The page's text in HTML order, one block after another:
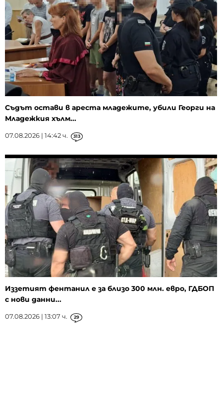
Съдът остави в ареста младежите, убили Георги на
Младежкия хълм...
07.08.2026 | 14:42 ч. 313
Иззетият фентанил е за близо 300 млн. евро, ГДБОП
с нови данни...
07.08.2026 | 13:07 ч. 29